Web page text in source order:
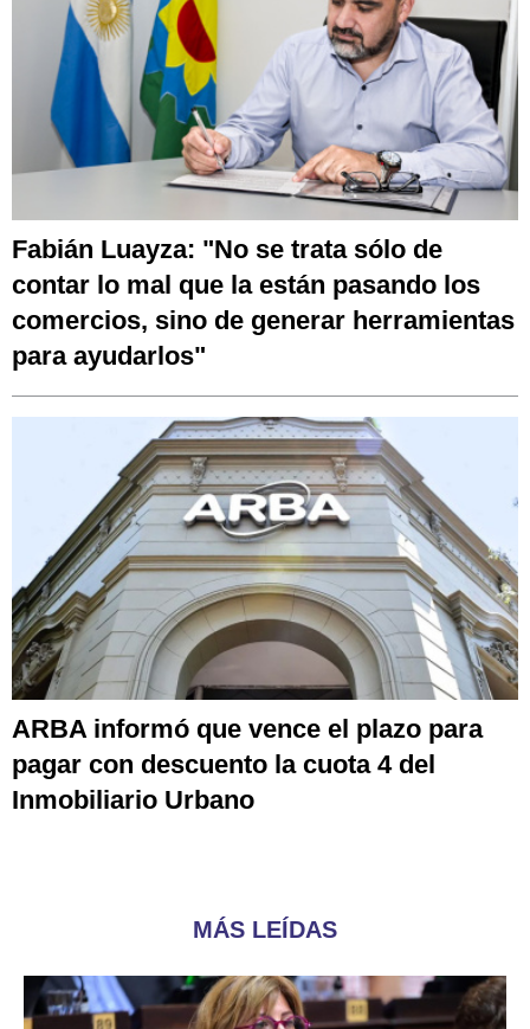
Fabián Luayza: "No se trata sólo de
contar lo mal que la están pasando los
comercios, sino de generar herramientas
para ayudarlos"
ARBA informó que vence el plazo para
pagar con descuento la cuota 4 del
Inmobiliario Urbano
MÁS LEÍDAS